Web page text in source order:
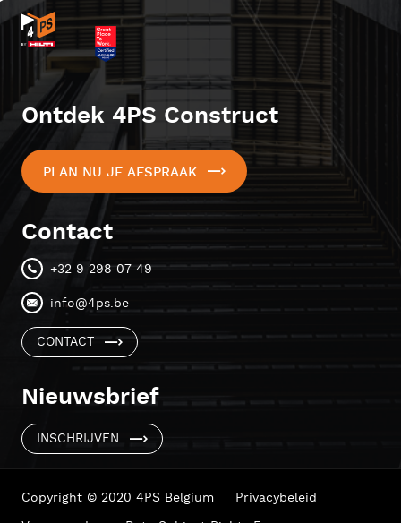
Ontdek 4PS Construct
PLAN NU JE AFSPRAAK
Contact
+32 9 298 07 49
info@4ps.be
CONTACT
Nieuwsbrief
INSCHRIJVEN
Copyright © 2020 4PS Belgium
Privacybeleid